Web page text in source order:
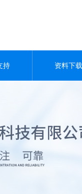
持 资料下载